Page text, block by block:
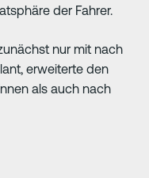
der Fahrer.
nur mit nach
erweiterte den
als auch nach